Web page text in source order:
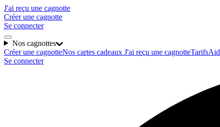
J'ai reçu une cagnotte
Créer une cagnotte
Se connecter
Nos cagnottes
Créer une cagnotteNos cartes cadeaux J'ai reçu une cagnotteTarifs
Se connecter